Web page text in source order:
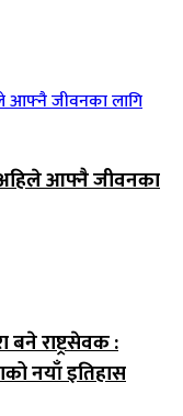
आफ्नै जीवनका
राष्ट्रसेवक :
नयाँ इतिहास